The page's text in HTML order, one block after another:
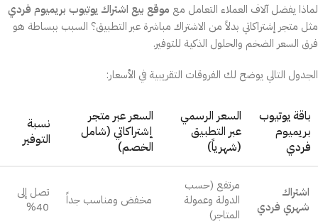
لماذا يفضل آلاف العملاء التعامل مع موقع بيع اشتراك يوتيوب بريميوم فردي
مثل متجر إشتراكاتي بدلاً من الاشتراك مباشرة عبر التطبيق؟ السبب ببساطة هو
فرق السعر الضخم والحلول الذكية للتوفير.
الجدول التالي يوضح لك الفروقات التقريبية في الأسعار:
باقة يوتيوب
بريميوم
فردي
السعر الرسمي
عبر التطبيق
(شهرياً)
السعر عبر متجر
إشتراكاتي (شامل
الخصم)
نسبة
التوفير
اشتراك
شهري فردي
مرتفع (حسب
الدولة وعمولة
المتاجر)
مخفض ومناسب جداً
تصل إلى
40%